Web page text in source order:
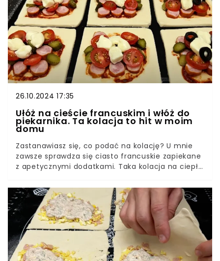
26.10.2024 17:35
Ułóż na cieście francuskim i włóż do
piekarnika. Ta kolacja to hit w moim
domu
Zastanawiasz się, co podać na kolację? U mnie
zawsze sprawdza się ciasto francuskie zapiekane
z apetycznymi dodatkami. Taka kolacja na ciepło